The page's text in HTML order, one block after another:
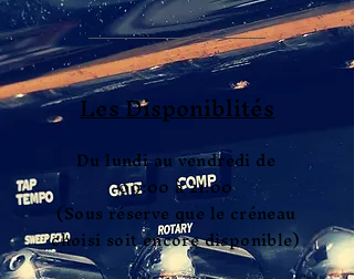
Les Disponiblités
Du lundi au vendredi de
09:00 à 21:00
(Sous réserve que le créneau
choisi soit encore disponible)